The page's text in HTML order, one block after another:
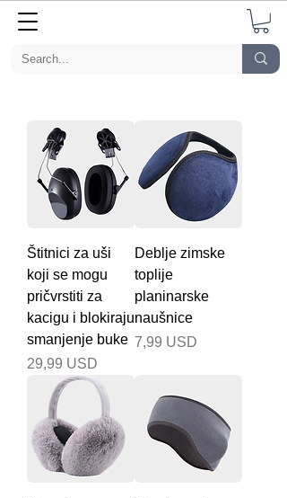
Štitnici za uši
koji se mogu
pričvrstiti za
kacigu i blokiraju
smanjenje buke
Cijena
29,99 USD
Deblje zimske
toplije
planinarske
naušnice
Cijena
7,99 USD